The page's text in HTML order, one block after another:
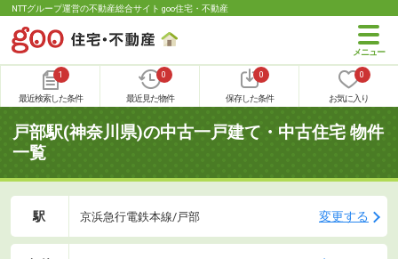
NTTグループ運営の不動産総合サイト goo住宅・不動産
1
最近検索した条件
0
最近見た物件
0
保存した条件
0
お気に入り
戸部駅(神奈川県)の中古一戸建て・中古住宅 物件
一覧
駅 京浜急行電鉄本線/戸部 変更する